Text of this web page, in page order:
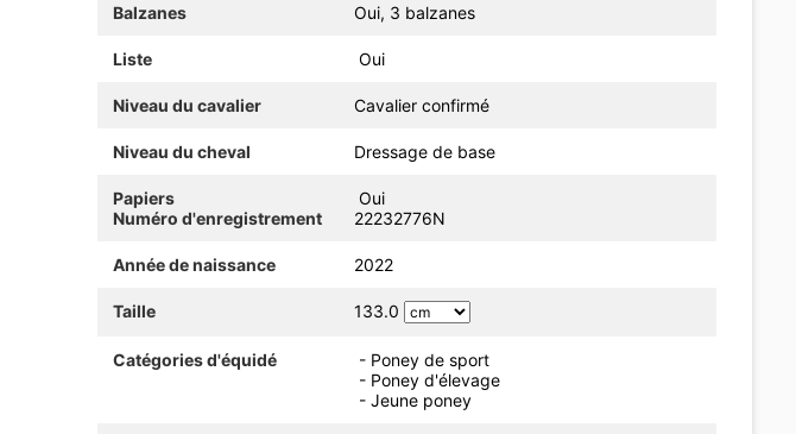
Balzanes Oui, 3 balzanes
Liste Oui
Niveau du cavalier Cavalier confirmé
Niveau du cheval Dressage de base
Papiers
Oui
Numéro d'enregistrement
22232776N
Année de naissance 2022
Taille 133.0
Catégories d'équidé
- Poney de sport
- Poney d'élevage
- Jeune poney